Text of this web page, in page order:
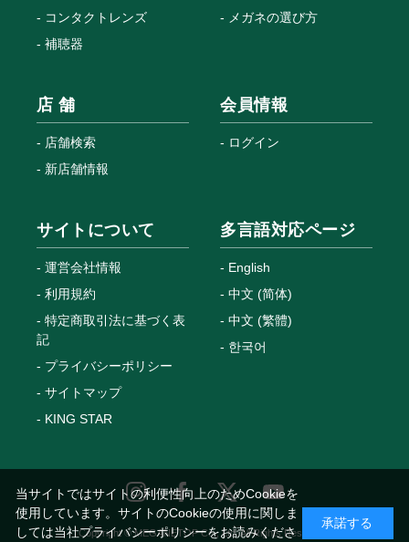
コンタクトレンズ
補聴器
メガネの選び方
店 舗
店舗検索
新店舗情報
会員情報
ログイン
サイトについて
運営会社情報
利用規約
特定商取引法に基づく表
記
プライバシーポリシー
サイトマップ
KING STAR
多言語対応ページ
English
中文 (简体)
中文 (繁體)
한국어
Copyright © MEGANETOP Co., Ltd. All Rights Reserved.
当サイトではサイトの利便性向上のためCookieを
使用しています。サイトのCookieの使用に関しま
しては当社プライバシーポリシーをお読みくださ
承諾する